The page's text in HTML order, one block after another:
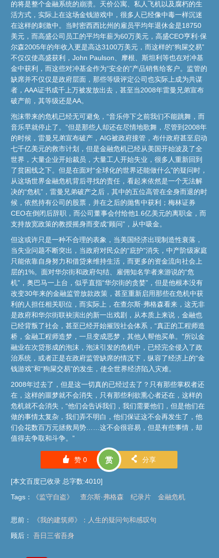
的将是整个金融系统的崩溃。天价公寓、私人飞机以及腐朽的生
活方式，实际上在这场金钱游戏中，很多人已经像中毒一样沉迷
在这样的刺激中。当时密西西比州的雇员平均年退休金是18750
美元，而高盛公司员工的平均年薪为60万美元，高盛CEO亨利·保
尔森2005年的年收入更是高达3100万美元，而这样的“狗屎交易”
不仅仅使高盛获利，John Paulson、摩根、斯坦利等也在对冲基
金中获利，而这些对冲基金作为“安全的”产品销售给客户。监管的
缺席并不仅仅是政府层面，那些等级评定公司也实际上成为共谋
者，AAA证书成千上万被发放出去，甚至当2008年雷曼兄弟宣布
破产前，其等级还是AA。
泡沫带来的危机已经无可避免，“音乐停下之前我们不能跳舞，而
音乐早就停止了。”但是那些人却还在尽情地歌舞，尽管到2008年
的时候，雷曼兄弟宣布破产，AIG被政府接管，布什政府甚至启动
七千亿美元的救市计划，但是金融危机已经从美国开始波及了全
世界，大量企业开始裁员，大量工人开始失业，很多人重新回到
了贫困线之下。但是在面对“全球化的世界还能做什么”的疑问时，
从这场世界金融危机背后寻找的责任，看起来依然是一个无法解
决的“危机”，雷曼兄弟破产之后，其中的五位高管在全身而退的时
候，依然持有公司的股票，并在之后的抛售中获利；梅林证券
CEO在倒闭后辞职，而公司董事会付给他1.6亿美元的离职金，而
支持放宽政策的教授摇身而变成“顾问”，从中吸金。
但这或许只是一种不合理的表象，当美国经济出现制造性衰落，
当失业问题不断突出，当政府对民众的“庇护”消失，中产阶级家庭
只能依靠自身努力和借贷来维持生活，而更多的资金流向社会上
层的1%。面对华尔街和政府勾结、雇佣知名学者来游说的“危
机”，奥巴马一上台，似乎直指“华尔街的贪婪”，但是他根本没有
改变30年来的金融监管放款政策，甚至重新启用那些在危机中获
利的人担任相关职位，而实际上，在查尔斯·弗格森看来，这无非
是政府和华尔街联袂演出的新一出戏剧，从本质上来说，金融也
已经背叛了社会，甚至已经开始摧毁社会体系，“真正的工程师造
桥，金融工程师造梦，一旦变成恶梦，其他人帮他买单。”所以金
融业在次贷形成的泡沫，泡沫引发的危机中，已经完全侵入了政
治系统，或者正是在政府监管缺席的情况下，纵容了经济上的“金
钱游戏”和“狗屎交易”的发生，使全世界经济陷入灾难。
2008年过去了，但是这一切真的已经过去了？只有那些掌权者还
在，这样的噩梦就不会消失，只有那些利欲熏心者还在，这样的
危机就不会消失，“他们会告诉我们，我们需要他们，但是他们在
做的事情太复杂，我们弄不明白，他们保证这不会再发生了，他
们会花数百万元拯救局势……这不会很容易，但是有些事情，却
值得去争取和斗争。”
󰄼 赞 0 赏 󰄯 分享
[本文百度已收录 总字数:4010]
Tags ： 《监守自盗》 查尔斯·弗格森 纪录片 金融危机
思前：
《我的建筑师》：人生的疑问句和感叹句
顾后：
吾日三省吾身